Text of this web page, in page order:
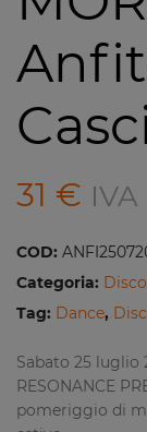
31 €
COD:
Categoria:
Tag: Dance,
Sabato 25 luglio
RESONANCE
pomeriggio di